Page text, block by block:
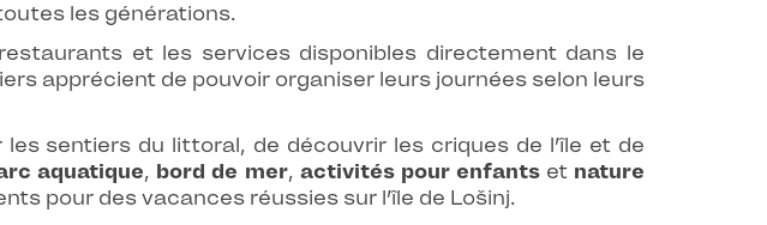
les générations.
et les services disponibles directement dans le
apprécient de pouvoir organiser leurs journées selon leurs
sentiers du littoral, de découvrir les criques de l’île et de
aquatique, bord de mer, activités pour enfantset nature
pour des vacances réussies sur l’île de Lošinj.